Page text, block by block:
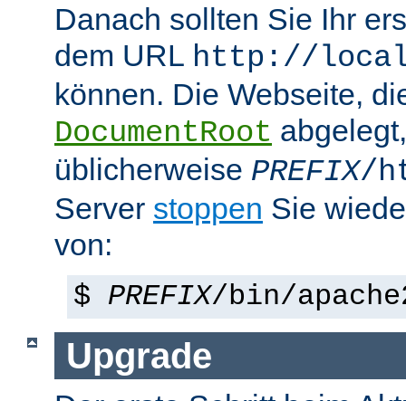
Danach sollten Sie Ihr
dem URL http://
können. Die Webseite,
DocumentRoot
üblicherweise PREFIX/
Server stoppen Sie
von:
$ PREFIX/bin/
Upgrade